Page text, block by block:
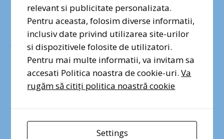
administrație:
Aplicația care
calculează emisiile
de carbon ale
locuitorilor din Lahti
relevant si publicitate personalizata.
Pentru aceasta, folosim diverse informatii,
inclusiv date privind utilizarea site-urilor
si dispozitivele folosite de utilizatori.
Pentru mai multe informatii, va invitam sa
accesati Politica noastra de cookie-uri.Va
rugăm să citiți politica noastră cookie
Settings